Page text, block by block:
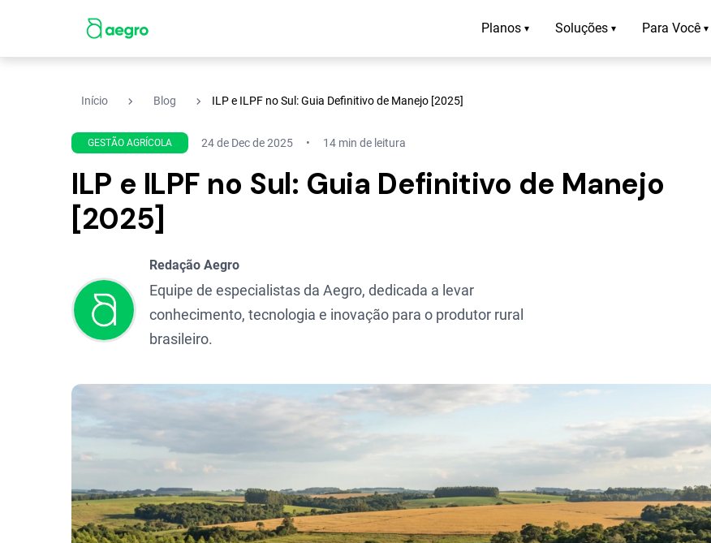
Planos ▾ Soluções ▾ Para Você ▾
Início navigate_next Blog navigate_next ILP e ILPF no Sul: Guia Definitivo de Manejo [2025]
GESTÃO AGRÍCOLA 24 de Dec de 2025 14 min de leitura
ILP e ILPF no Sul: Guia Definitivo de Manejo
[2025]
Redação Aegro
Equipe de especialistas da Aegro, dedicada a levar
conhecimento, tecnologia e inovação para o produtor rural
brasileiro.